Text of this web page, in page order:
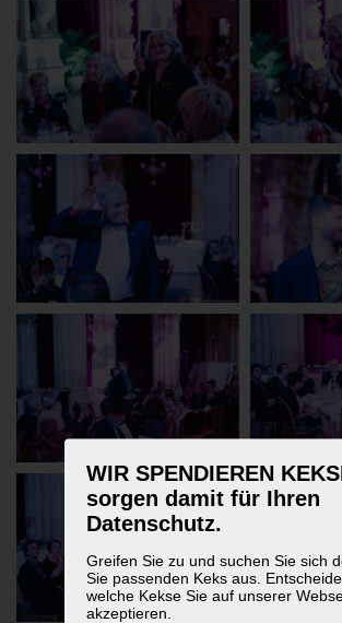
WIR SPENDIEREN
sorgen damit für Ihren
Datenschutz.
Greifen Sie zu und suchen Sie sich
Sie passenden Keks aus.
welche Kekse Sie auf unserer
akzeptieren.